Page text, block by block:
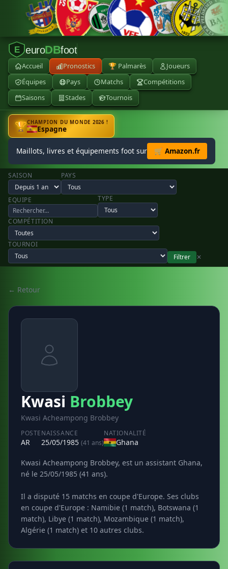
E euroDBfoot
Accueil Pronostics 🏆 Palmarès
Joueurs
Équipes
Pays Matchs
Compétitions
Saisons
Stades Tournois
🏆CHAMPION DU MONDE 2026 !
Espagne
Maillots, livres et équipements foot sur 🛒 Amazon.fr
SAISON PAYS
EQUIPE TYPE
COMPÉTITION
TOURNOI
Filtrer
✕
← Retour
Kwasi Brobbey
Kwasi Acheampong Brobbey
POSTE
AR
NAISSANCE
25/05/1985 (41 ans)
NATIONALITÉ
Ghana
Kwasi Acheampong Brobbey, est un assistant Ghana,
né le 25/05/1985 (41 ans).
Il a disputé 15 matchs en coupe d'Europe. Ses clubs
en coupe d'Europe : Namibie (1 match), Botswana (1
match), Libye (1 match), Mozambique (1 match),
Algérie (1 match) et 10 autres clubs.